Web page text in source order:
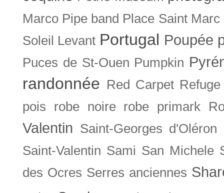
Marco Pipe band Place Saint Marc
Soleil Levant Portugal Poupée
Puces de St-Ouen Pumpkin
randonnée Red Carpet Refuge
pois
robe noire robe primark
Valentin Saint-Georges d'Oléron
Saint-Valentin Sami San Michele
des Ocres Serres anciennes